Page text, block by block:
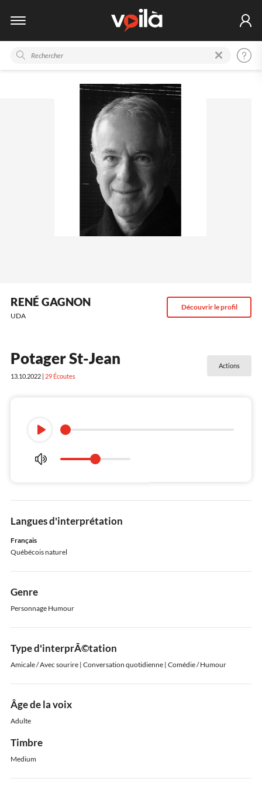
RENÉ GAGNON
UDA
Découvrir le profil
Potager St-Jean
13.10.2022 | 29Écoutes
Actions
Langues d'interprétation
Français
Québécois naturel
Genre
Personnage Humour
Type d'interprÃ©tation
Amicale / Avec sourire | Conversation quotidienne | Comédie / Humour
Âge de la voix
Adulte
Timbre
Medium